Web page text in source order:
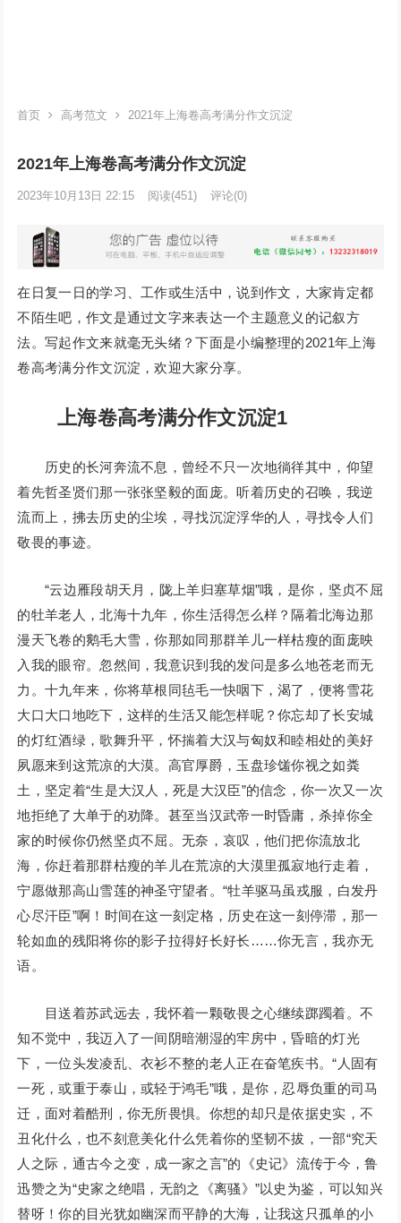
首页 高考范文 2021年上海卷高考满分作文沉淀
2021年上海卷高考满分作文沉淀
2023年10月13日 22:15 阅读(451) 评论(0)
在日复一日的学习、工作或生活中，说到作文，大家肯定都
不陌生吧，作文是通过文字来表达一个主题意义的记叙方
法。写起作文来就毫无头绪？下面是小编整理的2021年上海
卷高考满分作文沉淀，欢迎大家分享。
上海卷高考满分作文沉淀1
历史的长河奔流不息，曾经不只一次地徜徉其中，仰望
着先哲圣贤们那一张张坚毅的面庞。听着历史的召唤，我逆
流而上，拂去历史的尘埃，寻找沉淀浮华的人，寻找令人们
敬畏的事迹。
“云边雁段胡天月，陇上羊归塞草烟”哦，是你，坚贞不屈
的牡羊老人，北海十九年，你生活得怎么样？隔着北海边那
漫天飞卷的鹅毛大雪，你那如同那群羊儿一样枯瘦的面庞映
入我的眼帘。忽然间，我意识到我的发问是多么地苍老而无
力。十九年来，你将草根同毡毛一快咽下，渴了，便将雪花
大口大口地吃下，这样的生活又能怎样呢？你忘却了长安城
的灯红酒绿，歌舞升平，怀揣着大汉与匈奴和睦相处的美好
夙愿来到这荒凉的大漠。高官厚爵，玉盘珍馐你视之如粪
土，坚定着“生是大汉人，死是大汉臣”的信念，你一次又一次
地拒绝了大单于的劝降。甚至当汉武帝一时昏庸，杀掉你全
家的时候你仍然坚贞不屈。无奈，哀叹，他们把你流放北
海，你赶着那群枯瘦的羊儿在荒凉的大漠里孤寂地行走着，
宁愿做那高山雪莲的神圣守望者。“牡羊驱马虽戎服，白发丹
心尽汗臣”啊！时间在这一刻定格，历史在这一刻停滞，那一
轮如血的残阳将你的影子拉得好长好长……你无言，我亦无
语。
目送着苏武远去，我怀着一颗敬畏之心继续踯躅着。不
知不觉中，我迈入了一间阴暗潮湿的牢房中，昏暗的灯光
下，一位头发凌乱、衣衫不整的老人正在奋笔疾书。“人固有
一死，或重于泰山，或轻于鸿毛”哦，是你，忍辱负重的司马
迁，面对着酷刑，你无所畏惧。你想的却只是依据史实，不
丑化什么，也不刻意美化什么凭着你的坚韧不拔，一部“究天
人之际，通古今之变，成一家之言”的《史记》流传于今，鲁
迅赞之为“史家之绝唱，无韵之《离骚》”以史为鉴，可以知兴
替呀！你的目光犹如幽深而平静的大海，让我这只孤单的小